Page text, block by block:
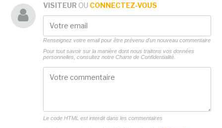
VISITEUR OU CONNECTEZ-VOUS
Renseignez votre email pour être prévenu d'un nouveau commentaire
Pour tout savoir sur la manière dont nous traitons vos données
personnelles, consultez notre Charte de Confidentialité.
Le code HTML est interdit dans les commentaires